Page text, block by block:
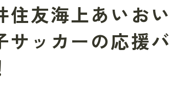
住友海上あいお
サッカーの応援